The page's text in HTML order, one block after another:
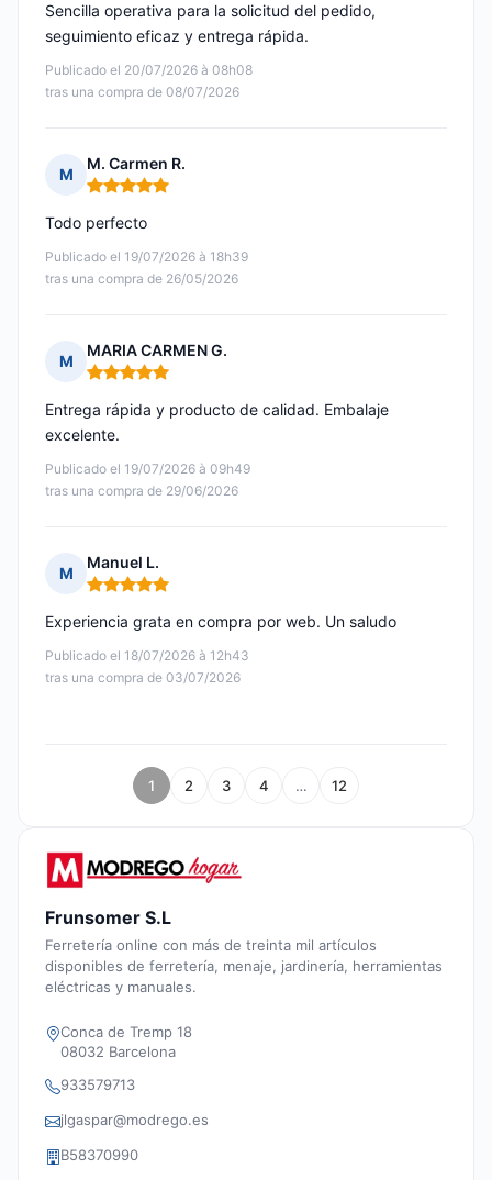
Publicado el 20/07/2026 à 08h08
tras una compra de 08/07/2026
Sencilla operativa para la solicitud del pedido,
seguimiento eficaz y entrega rápida.
M
M. Carmen R.
Nota: 5 de 5
Publicado el 19/07/2026 à 18h39
tras una compra de 26/05/2026
Todo perfecto
M
MARIA CARMEN G.
Nota: 5 de 5
Publicado el 19/07/2026 à 09h49
tras una compra de 29/06/2026
Entrega rápida y producto de calidad. Embalaje
excelente.
M
Manuel L.
Nota: 5 de 5
Publicado el 18/07/2026 à 12h43
tras una compra de 03/07/2026
Experiencia grata en compra por web. Un saludo
1 2 3 4 … 12
Frunsomer S.L
Ferretería online con más de treinta mil artículos
disponibles de ferretería, menaje, jardinería, herramientas
eléctricas y manuales.
Conca de Tremp 18
08032 Barcelona
933579713
jlgaspar@modrego.es
B58370990